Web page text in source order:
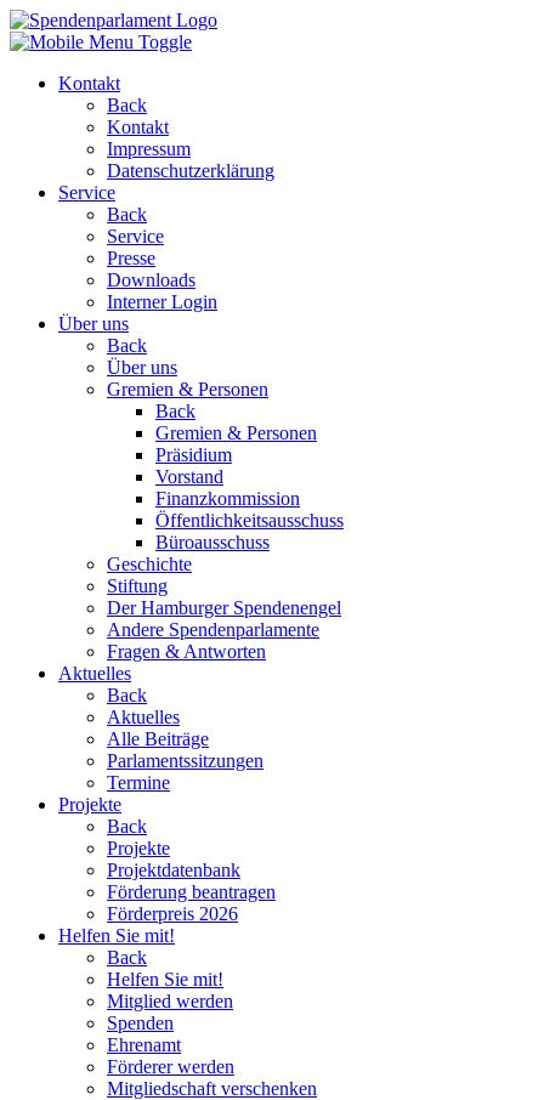
Kontakt
Back
Kontakt
Impressum
Datenschutzerklärung
Service
Back
Service
Presse
Downloads
Interner Login
Über uns
Back
Über uns
Gremien & Personen
Back
Gremien & Personen
Präsidium
Vorstand
Finanzkommission
Öffentlichkeitsausschuss
Büroausschuss
Geschichte
Stiftung
Der Hamburger Spendenengel
Andere Spendenparlamente
Fragen & Antworten
Aktuelles
Back
Aktuelles
Alle Beiträge
Parlamentssitzungen
Termine
Projekte
Back
Projekte
Projektdatenbank
Förderung beantragen
Förderpreis 2026
Helfen Sie mit!
Back
Helfen Sie mit!
Mitglied werden
Spenden
Ehrenamt
Förderer werden
Mitgliedschaft verschenken